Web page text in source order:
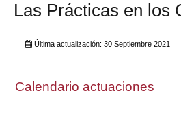
INTERNACIONAL
Directorio FCCE
Las Prácticas en los
Última actualización: 30 Septiembre 2021
Calendario actuaciones